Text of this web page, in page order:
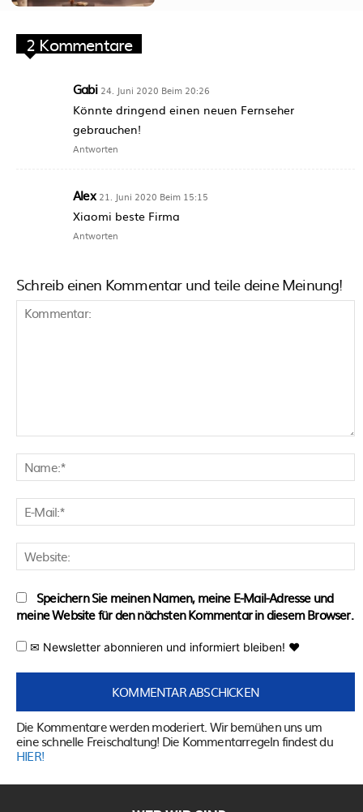
2 Kommentare
Gabi 24. Juni 2020 Beim 20:26
Könnte dringend einen neuen Fernseher
gebrauchen!
Antworten
Alex 21. Juni 2020 Beim 15:15
Xiaomi beste Firma
Antworten
Schreib einen Kommentar und teile deine Meinung!
Speichern Sie meinen Namen, meine E-Mail-Adresse und
meine Website für den nächsten Kommentar in diesem Browser.
✉ Newsletter abonnieren und informiert bleiben! ♥
Die Kommentare werden moderiert. Wir bemühen uns um
eine schnelle Freischaltung! Die Kommentarregeln findest du
HIER!